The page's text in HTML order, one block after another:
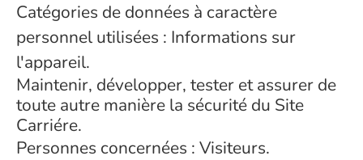
Catégories de données à caractère
personnel utilisées : Informations sur
l'appareil.
Maintenir, développer, tester et assurer de
toute autre manière la sécurité du Site
Carriére.
Personnes concernées : Visiteurs.